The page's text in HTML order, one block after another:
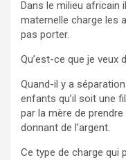
Dans le milieu africain
maternelle charge les
pas porter.
Qu’est-ce que je veux
Quand-il y a
enfants qu’il soit une
par la mère de
donnant de l’argent.
Ce type de charge qui